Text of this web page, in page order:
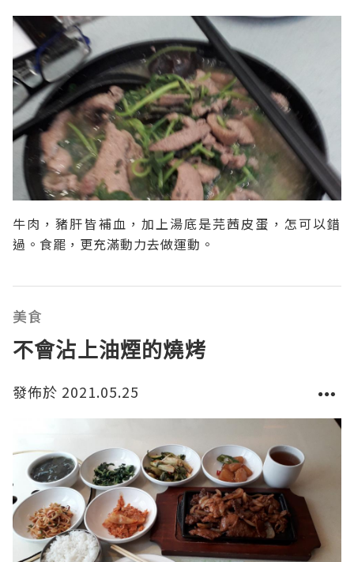
牛肉，豬肝皆補血，加上湯底是芫茜皮蛋，怎可以錯
過。食罷，更充滿動力去做運動。
美食
不會沾上油煙的燒烤
發佈於 2021.05.25